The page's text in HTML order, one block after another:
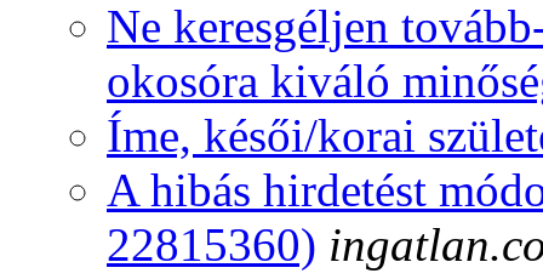
Ne keresgéljen
okosóra kiváló
Íme, késői/korai
A hibás hirdetést
22815360)